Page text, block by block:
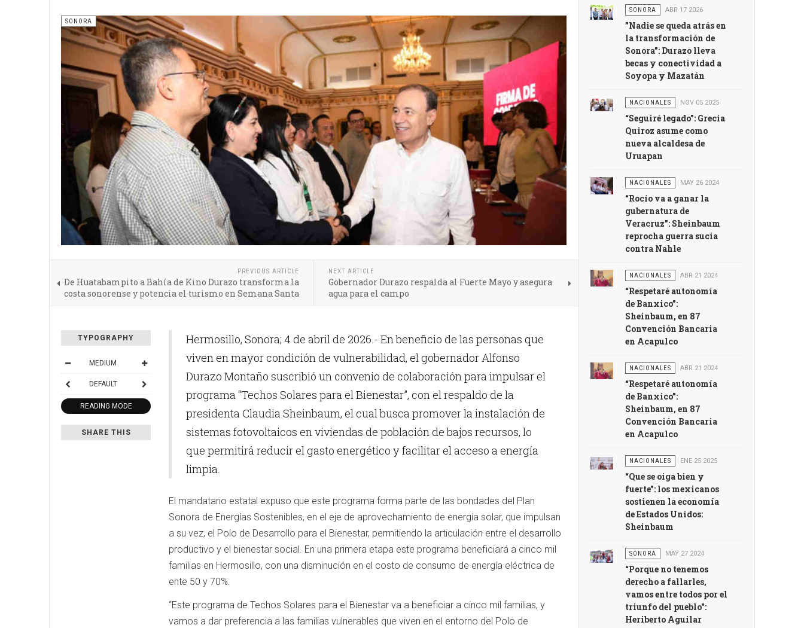
SONORA
PREVIOUS ARTICLE
De Huatabampito a Bahía de Kino Durazo transforma la
costa sonorense y potencia el turismo en Semana Santa
NEXT ARTICLE
Gobernador Durazo respalda al Fuerte Mayo y asegura
agua para el campo
TYPOGRAPHY
MEDIUM
DEFAULT
READING MODE
SHARE THIS
Hermosillo, Sonora; 4 de abril de 2026.- En beneficio de las personas que
viven en mayor condición de vulnerabilidad, el gobernador Alfonso
Durazo Montaño suscribió un convenio de colaboración para impulsar el
programa “Techos Solares para el Bienestar”, con el respaldo de la
presidenta Claudia Sheinbaum, el cual busca promover la instalación de
sistemas fotovoltaicos en viviendas de población de bajos recursos, lo
que permitirá reducir el gasto energético y facilitar el acceso a energía
limpia.
El mandatario estatal expuso que este programa forma parte de las bondades del Plan
Sonora de Energías Sostenibles, en el eje de aprovechamiento de energía solar, que impulsan
a su vez, el Polo de Desarrollo para el Bienestar, permitiendo la articulación entre el desarrollo
productivo y el bienestar social. En una primera etapa este programa beneficiará a cinco mil
familias en Hermosillo, con una disminución en el costo de consumo de energía eléctrica de
ente 50 y 70%.
“Este programa de Techos Solares para el Bienestar va a beneficiar a cinco mil familias, y
vamos a dar preferencia a las familias vulnerables que viven en el entorno del Polo de
SONORA ABR 17 2026
”Nadie se queda atrás en
la transformación de
Sonora”: Durazo lleva
becas y conectividad a
Soyopa y Mazatán
NACIONALES NOV 05 2025
“Seguiré legado”: Grecia
Quiroz asume como
nueva alcaldesa de
Uruapan
NACIONALES MAY 26 2024
“Rocío va a ganar la
gubernatura de
Veracruz”: Sheinbaum
reprocha guerra sucia
contra Nahle
NACIONALES ABR 21 2024
“Respetaré autonomía
de Banxico”:
Sheinbaum, en 87
Convención Bancaria
en Acapulco
NACIONALES ABR 21 2024
“Respetaré autonomía
de Banxico”:
Sheinbaum, en 87
Convención Bancaria
en Acapulco
NACIONALES ENE 25 2025
“Que se oiga bien y
fuerte”: los mexicanos
sostienen la economía
de Estados Unidos:
Sheinbaum
SONORA MAY 27 2024
“Porque no tenemos
derecho a fallarles,
vamos entre todos por el
triunfo del pueblo":
Heriberto Aguilar